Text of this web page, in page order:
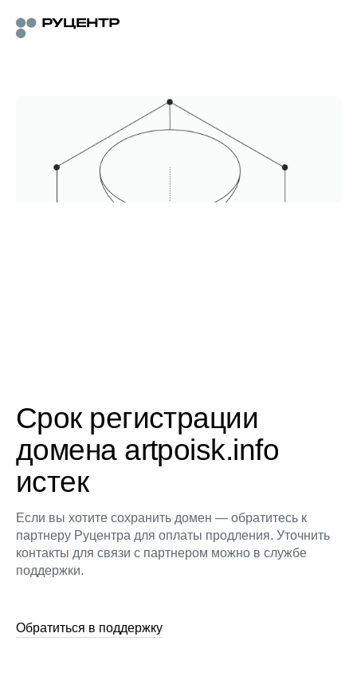
Срок регистрации
домена artpoisk.info
истек
Если вы хотите сохранить домен — обратитесь к
партнеру Руцентра для оплаты продления. Уточнить
контакты для связи с партнером можно в службе
поддержки.
Обратиться в поддержку